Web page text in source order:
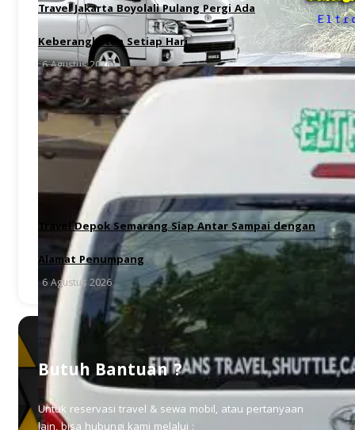
Travel Jakarta Boyolali Pulang Pergi Ada
Keberangkatan Setiap Hari
6 Agustus 2026
Travel Depok Semarang Siap Antar Sampai dengan
Alamat Penumpang
6 Agustus 2026
Butuh Bantuan ?
Untuk reservasi travel & sewa mobil, atau pertanyaan